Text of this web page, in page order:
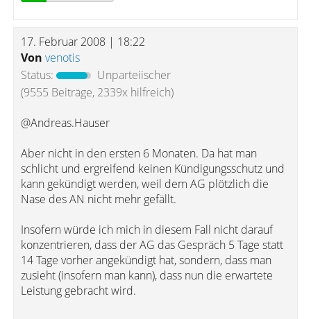
17. Februar 2008 | 18:22
Von venotis
Status:
Unparteiischer
(9555 Beiträge, 2339x hilfreich)
@Andreas.Hauser
Aber nicht in den ersten 6 Monaten. Da hat man
schlicht und ergreifend keinen Kündigungsschutz und
kann gekündigt werden, weil dem AG plötzlich die
Nase des AN nicht mehr gefällt.
Insofern würde ich mich in diesem Fall nicht darauf
konzentrieren, dass der AG das Gespräch 5 Tage statt
14 Tage vorher angekündigt hat, sondern, dass man
zusieht (insofern man kann), dass nun die erwartete
Leistung gebracht wird.